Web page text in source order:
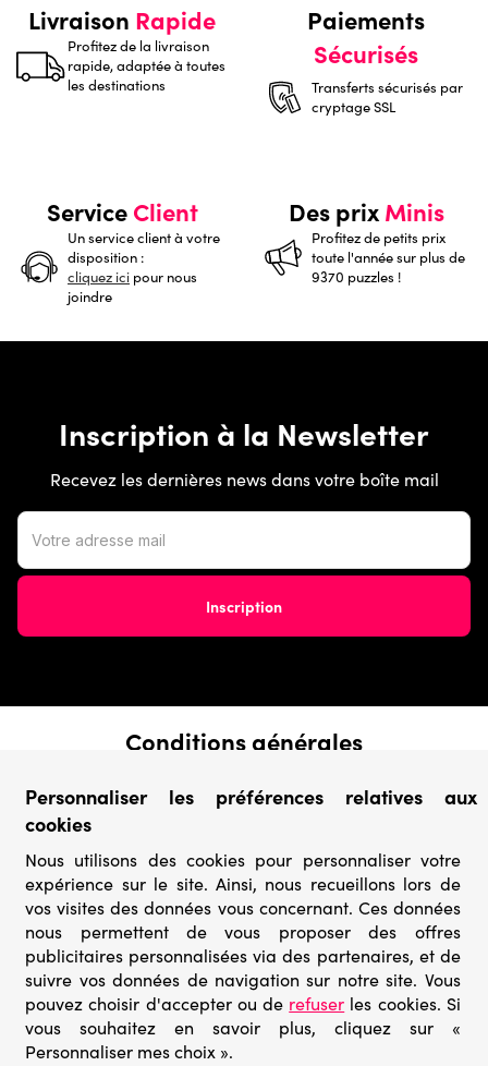
Livraison Rapide
Profitez de la livraison
rapide, adaptée à toutes
les destinations
Paiements
Sécurisés
Transferts sécurisés par
cryptage SSL
ServiceClient
Un service client à votre
disposition :
cliquez ici pour nous
joindre
Des prixMinis
Profitez de petits prix
toute l'année sur plus de
9370 puzzles !
Inscription à la Newsletter
Recevez les dernières news dans votre boîte mail
Conditions générales
› Conditions d’utilisation
› Confidentialité & Protection des Données
Catégories
› Marques
› Derniers arrivages
› Puzzles mystères
› Prix minis
© Go-puzzle.fr 2026 – Tous droits réservés
Personnaliser les préférences relatives aux
cookies
Nous utilisons des cookies pour personnaliser votre
expérience sur le site. Ainsi, nous recueillons lors de
vos visites des données vous concernant. Ces données
nous permettent de vous proposer des offres
publicitaires personnalisées via des partenaires, et de
suivre vos données de navigation sur notre site. Vous
pouvez choisir d'accepter ou de refuser les cookies. Si
vous souhaitez en savoir plus, cliquez sur «
Personnaliser mes choix ».